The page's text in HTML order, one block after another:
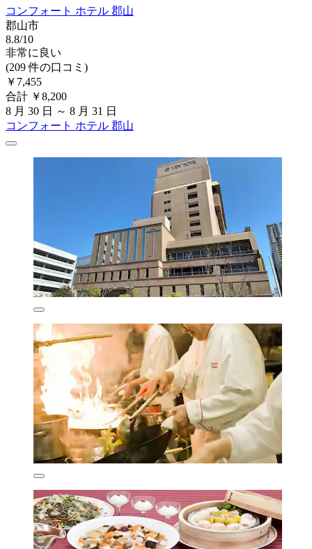
コンフォート ホテル 郡山
郡山市
8.8/10
非常に良い
(209 件の口コミ)
￥7,455
合計 ￥8,200
8 月 30 日 ～ 8 月 31 日
コンフォート ホテル 郡山